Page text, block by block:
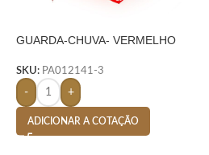
GUARDA-CHUVA- VERMELHO
SKU: PA012141-3
- +
ADICIONAR A COTAÇÃO